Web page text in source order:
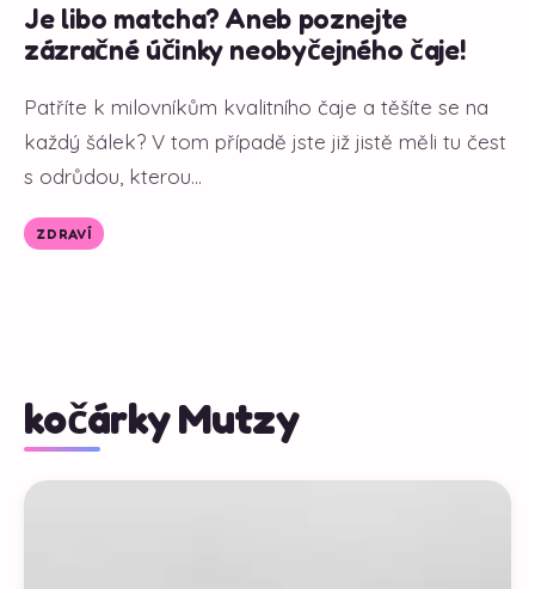
Je libo matcha? Aneb poznejte
zázračné účinky neobyčejného čaje!
Patříte k milovníkům kvalitního čaje a těšíte se na
každý šálek? V tom případě jste již jistě měli tu čest
s odrůdou, kterou...
ZDRAVÍ
kočárky Mutzy